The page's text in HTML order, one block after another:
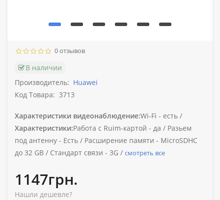
0 отзывов
В наличии
Производитель: Huawei
Код Товара: 3713
Характеристики видеонаблюдение:Wi-Fi - есть /
Характеристики:Работа с Ruim-картой - да / Разьем
под антенну - Есть / Расширение памяти - MicroSDHC
до 32 GB / Стандарт связи - 3G / смотреть все
1147грн.
Нашли дешевле?